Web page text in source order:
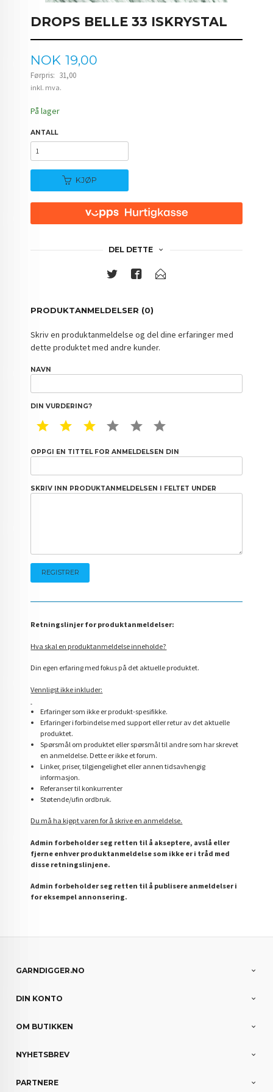
DROPS BELLE 33 ISKRYSTAL
Tilbud
NOK 19,00
Førpris: 31,00
Rabatt
inkl. mva.
På lager
ANTALL
KJØP
DEL DETTE
PRODUKTANMELDELSER (0)
Skriv en produktanmeldelse og del dine erfaringer med
dette produktet med andre kunder.
NAVN
DIN VURDERING?
1 STAR2 STAR3 STAR4 STAR5 STAR
OPPGI EN TITTEL FOR ANMELDELSEN DIN
SKRIV INN PRODUKTANMELDELSEN I FELTET UNDER
Retningslinjer for produktanmeldelser:
Hva skal en produktanmeldelse inneholde?
Din egen erfaring med fokus på det aktuelle produktet.
Vennligst ikke inkluder:
Erfaringer som ikke er produkt-spesifikke.
Erfaringer i forbindelse med support eller retur av det aktuelle
produktet.
Spørsmål om produktet eller spørsmål til andre som har skrevet
en anmeldelse. Dette er ikke et forum.
Linker, priser, tilgjengelighet eller annen tidsavhengig
informasjon.
Referanser til konkurrenter
Støtende/ufin ordbruk.
Du må ha kjøpt varen for å skrive en anmeldelse.
Admin forbeholder seg retten til å akseptere, avslå eller
fjerne enhver produktanmeldelse som ikke er i tråd med
disse retningslinjene.
Admin forbeholder seg retten til å publisere anmeldelser i
for eksempel annonsering.
GARNDIGGER.NO
DIN KONTO
OM BUTIKKEN
NYHETSBREV
PARTNERE